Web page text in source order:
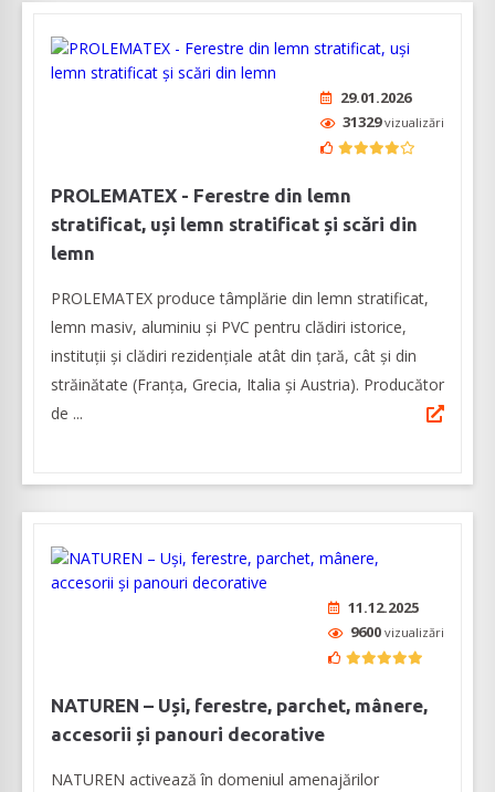
29.01.2026
31329vizualizări
PROLEMATEX - Ferestre din lemn
stratificat, uși lemn stratificat și scări din
lemn
PROLEMATEX produce tâmplărie din lemn stratificat,
lemn masiv, aluminiu și PVC pentru clădiri istorice,
instituții și clădiri rezidențiale atât din țară, cât și din
străinătate (Franța, Grecia, Italia și Austria). Producător
de ...
11.12.2025
9600 vizualizări
NATUREN – Uși, ferestre, parchet, mânere,
accesorii și panouri decorative
NATUREN activează în domeniul amenajărilor